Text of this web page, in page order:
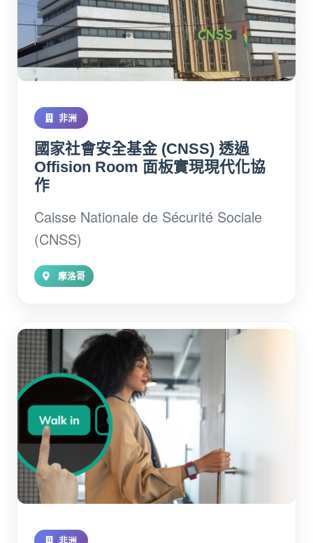
非洲
國家社會安全基金 (CNSS) 透過
Offision Room 面板實現現代化協
作
Caisse Nationale de Sécurité Sociale
(CNSS)
摩洛哥
非洲